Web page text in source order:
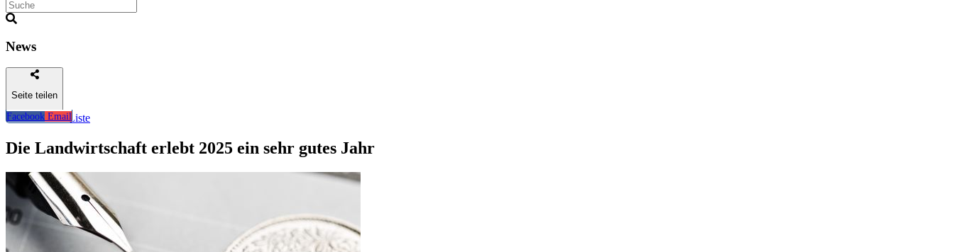
News
Seite teilen
Facebook Email
Zurück zur Liste
Die Landwirtschaft erlebt 2025 ein sehr gutes Jahr